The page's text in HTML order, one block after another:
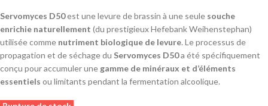
Servomyces D50est une levure de brassin à une seule souche
enrichie naturellement (du prestigieux Hefebank Weihenstephan)
utilisée comme nutriment biologique de levure. Le processus de
propagation et de séchage du Servomyces D50a été spécifiquement
conçu pour accumuler une gamme de minéraux et d’éléments
essentiels ou limitants pendant la fermentation alcoolique.